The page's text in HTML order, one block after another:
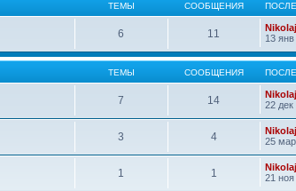
ТЕМЫ СООБЩЕНИЯ
6 11
13
ТЕМЫ СООБЩЕНИЯ
7 14
22 дек
3 4
25
1 1
21